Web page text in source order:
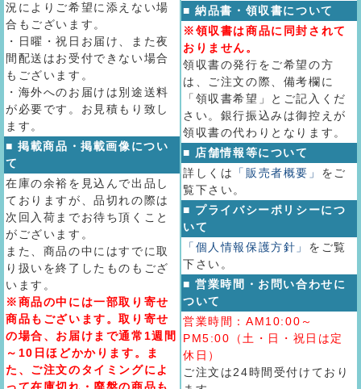
況によりご希望に添えない場
合もございます。
・日曜・祝日お届け、また夜
間配送はお受付できない場合
もございます。
・海外へのお届けは別途送料
が必要です。お見積もり致し
ます。
■ 掲載商品・掲載画像につい
て
在庫の余裕を見込んで出品し
ておりますが、品切れの際は
次回入荷までお待ち頂くこと
がございます。
また、商品の中にはすでに取
り扱いを終了したものもござ
います。
※商品の中には一部取り寄せ
商品もございます。取り寄せ
の場合、お届けまで通常1週間
～10日ほどかかります。ま
た、ご注文のタイミングによ
■ 納品書・領収書について
※領収書は商品に同封されて
おりません。
領収書の発行をご希望の方
は、ご注文の際、備考欄に
「領収書希望」とご記入くだ
さい。銀行振込みは御控えが
領収書の代わりとなります。
■ 店舗情報等について
詳しくは
「販売者概要」 をご
覧下さい。
■ プライバシーポリシーにつ
いて
「個人情報保護方針」 をご覧
下さい。
■ 営業時間・お問い合わせに
ついて
営業時間：AM10:00～
PM5:00（土・日・祝日は定
休日）
ご注文は24時間受付けており